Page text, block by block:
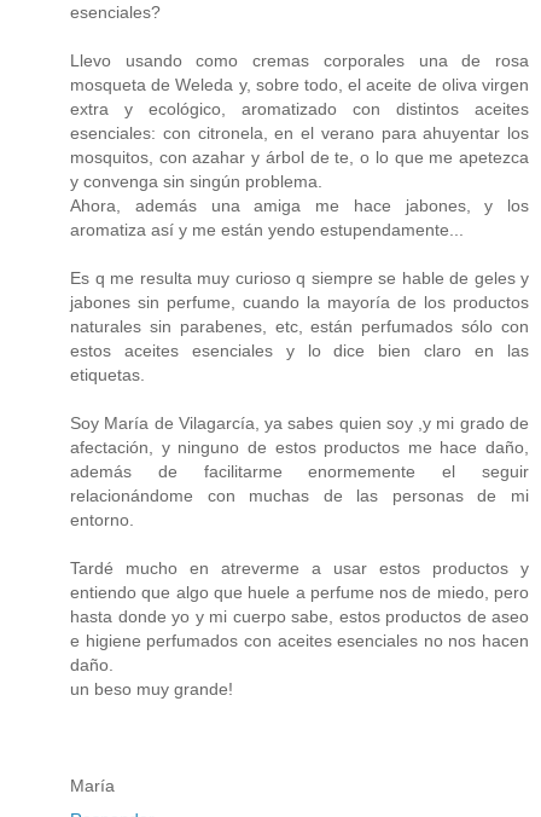
esenciales?
Llevo usando como cremas corporales una de rosa
mosqueta de Weleda y, sobre todo, el aceite de oliva virgen
extra y ecológico, aromatizado con distintos aceites
esenciales: con citronela, en el verano para ahuyentar los
mosquitos, con azahar y árbol de te, o lo que me apetezca
y convenga sin singún problema.
Ahora, además una amiga me hace jabones, y los
aromatiza así y me están yendo estupendamente...
Es q me resulta muy curioso q siempre se hable de geles y
jabones sin perfume, cuando la mayoría de los productos
naturales sin parabenes, etc, están perfumados sólo con
estos aceites esenciales y lo dice bien claro en las
etiquetas.
Soy María de Vilagarcía, ya sabes quien soy ,y mi grado de
afectación, y ninguno de estos productos me hace daño,
además de facilitarme enormemente el seguir
relacionándome con muchas de las personas de mi
entorno.
Tardé mucho en atreverme a usar estos productos y
entiendo que algo que huele a perfume nos de miedo, pero
hasta donde yo y mi cuerpo sabe, estos productos de aseo
e higiene perfumados con aceites esenciales no nos hacen
daño.
un beso muy grande!
María